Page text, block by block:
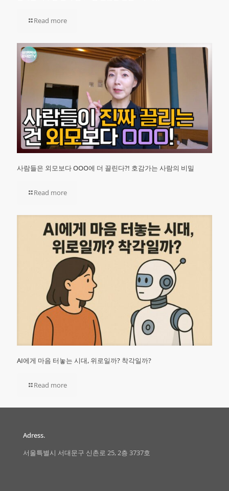
Read more
사람들은 외모보다 OOO에 더 끌린다?! 호감가는 사람의 비밀
Read more
AI에게 마음 터놓는 시대, 위로일까? 착각일까?
Read more
Adress.
서울특별시 서대문구 신촌로 25, 2층 3737호